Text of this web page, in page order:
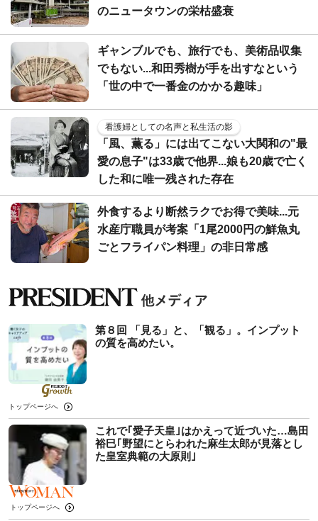
のニュータウンの栄枯盛衰
ギャンブルでも、旅行でも、美術品収集
でもない...和田秀樹が手を出すなという
「世の中で一番金のかかる趣味」
看護婦としての名声と私生活の影
「風、薫る」には出てこない大関和の"最
愛の息子"は33歳で他界...娘も20歳で亡く
した和に唯一残された存在
外食するより断然ラクでお得で美味...元
水産庁職員が考案「1尾2000円の鮮魚丸
ごとフライパン料理」の非日常感
第８回 「見る」と、「観る」。インプット
の質を高めたい。
トップページへ
これで｢愛子天皇｣はかえって近づいた…島田
裕巳｢野望にとらわれた麻生太郎が見落とし
た皇室典範の大原則｣
トップページへ